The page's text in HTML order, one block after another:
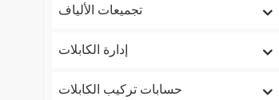
تجميعات الألياف
إدارة الكابلات
حسابات تركيب الكابلات